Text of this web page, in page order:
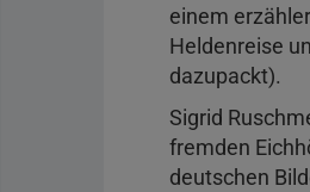
einem
Heldenreise
dazupackt).
Sigrid
fremden
deutschen